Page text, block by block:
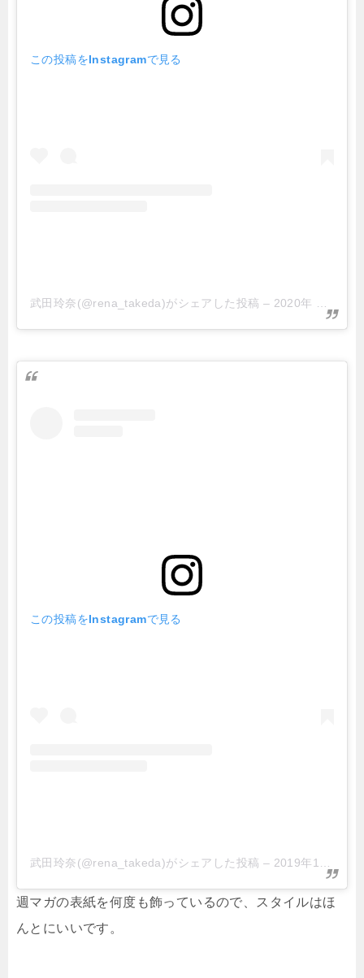
この投稿をInstagramで見る
武田玲奈(@rena_takeda)がシェアした投稿 – 2020年 1月月1日午後11時11分PST
この投稿をInstagramで見る
武田玲奈(@rena_takeda)がシェアした投稿 – 2019年12月月26日午前6時23分PST
週マガの表紙を何度も飾っているので、スタイルはほ
んとにいいです。